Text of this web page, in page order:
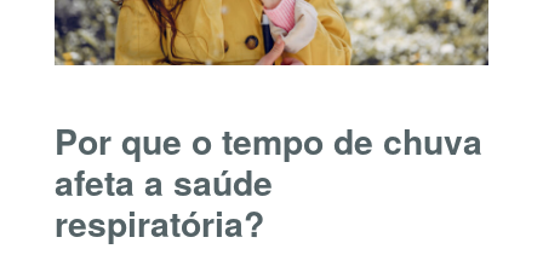
Por que o tempo de chuva
afeta a saúde
respiratória?